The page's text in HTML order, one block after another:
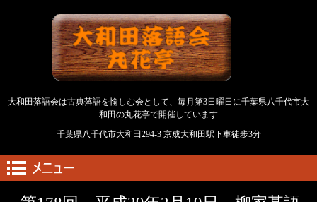
大和田落語会・丸花亭
大和田落語会は古典落語を愉しむ会として、毎月第3日曜日に千葉県八千代市大
和田の丸花亭で開催しています
千葉県八千代市大和田294-3 京成大和田駅下車徒歩3分